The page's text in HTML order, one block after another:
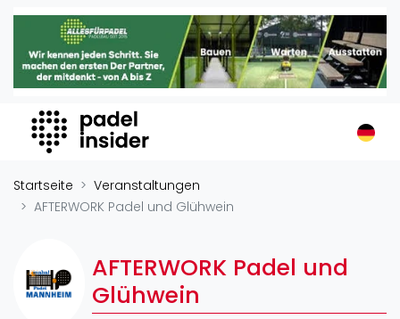
Padel Insider
Home
Organisationen
Buchungssysteme
Padel-Shops
Padel-Marken
Verschiedenes
Veranstaltungen
Startseite
Veranstaltungen
AFTERWORK Padel und Glühwein
AFTERWORK Padel und
Glühwein